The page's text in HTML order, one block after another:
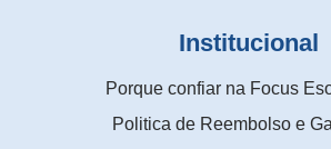
Institucional
Porque confiar na Focus
Politica de Reembolso e